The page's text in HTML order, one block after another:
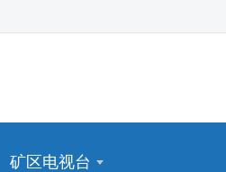
矿区电视台